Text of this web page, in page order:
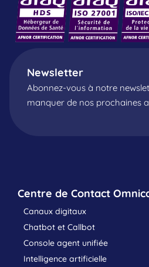
Newsletter
Abonnez-vous à notre
manquer de nos prochaines
Centre de Contact
Canaux digitaux
Chatbot et Callbot
Console agent unifiée
Intelligence artificielle